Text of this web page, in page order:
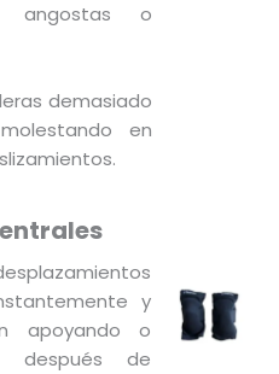
angostas o
demasiado
en
y
apoyando o
después de
Este
tiene